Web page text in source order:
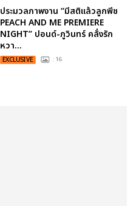
ประมวลภาพงาน “มีสติแล้วลูกพีช
PEACH AND ME PREMIERE
NIGHT” ปอนด์-ภูวินทร์ คลั่งรัก
หวา...
EXCLUSIVE : 16